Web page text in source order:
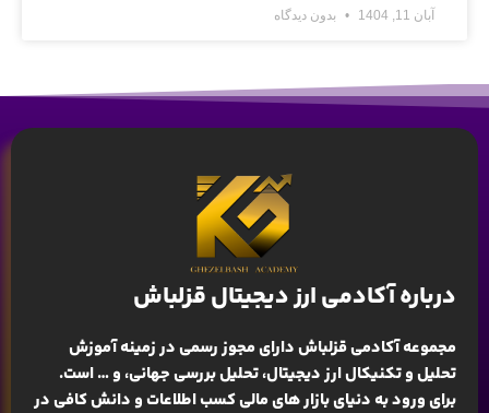
آبان 11, 1404 بدون دیدگاه
درباره آکادمی ارز دیجیتال قزلباش
مجموعه آکادمی قزلباش دارای مجوز رسمی در زمینهآموزش
تحلیل و تکنیکال ارز دیجیتال، تحلیل بررسی جهانی، و … است.
برای ورود به دنیای بازار های مالی کسب اطلاعات و دانش کافی در